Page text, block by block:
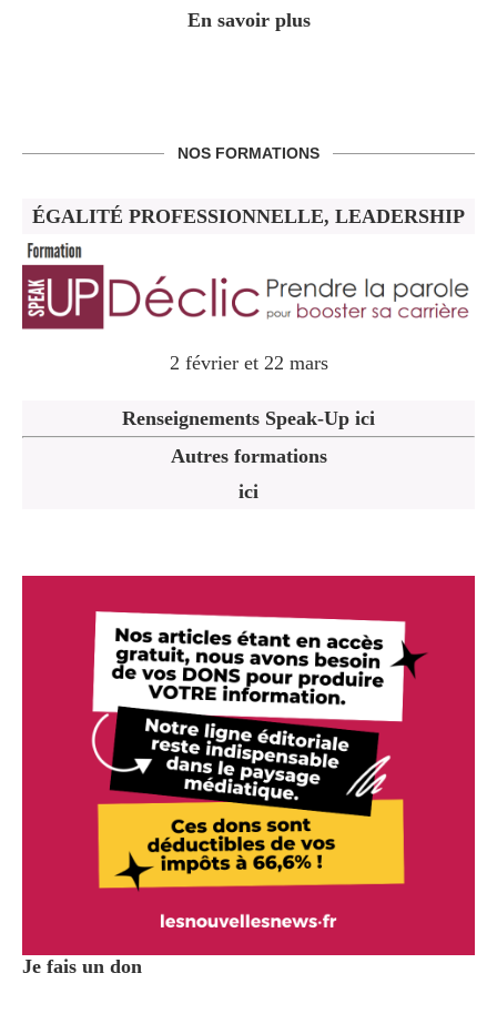
En savoir plus
NOS FORMATIONS
ÉGALITÉ PROFESSIONNELLE, LEADERSHIP
2 février et 22 mars
Renseignements Speak-Up ici
Autres formations
ici
Je fais un don